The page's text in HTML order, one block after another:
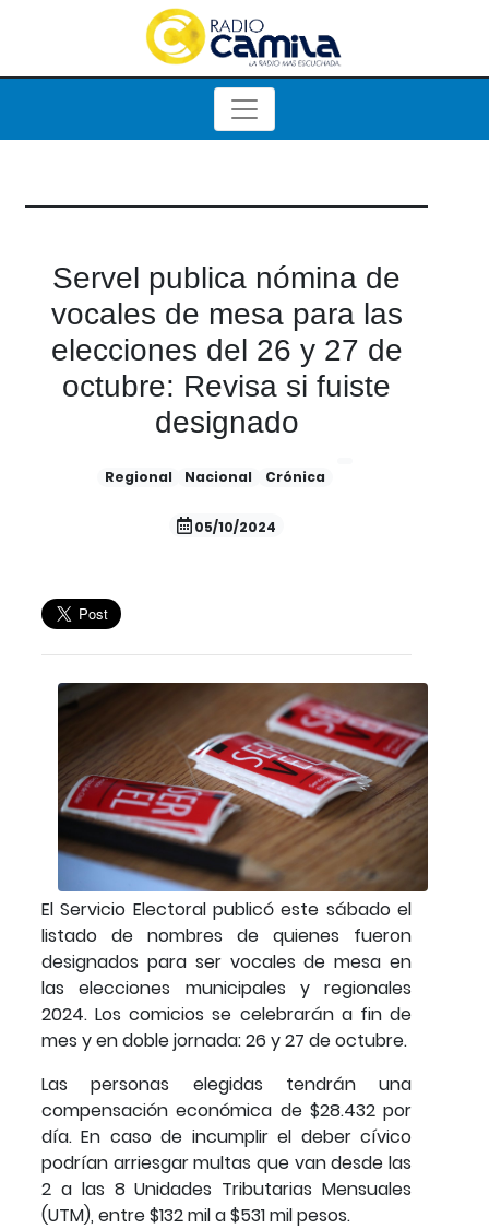
Servel publica nómina de
vocales de mesa para las
elecciones del 26 y 27 de
octubre: Revisa si fuiste
designado
Regional Nacional Crónica
05/10/2024
El Servicio Electoral publicó este sábado el
listado de nombres de quienes fueron
designados para ser vocales de mesa en
las elecciones municipales y regionales
2024. Los comicios se celebrarán a fin de
mes y en doble jornada: 26 y 27 de octubre.
Las personas elegidas tendrán una
compensación económica de $28.432 por
día. En caso de incumplir el deber cívico
podrían arriesgar multas que van desde las
2 a las 8 Unidades Tributarias Mensuales
(UTM), entre $132 mil a $531 mil pesos.